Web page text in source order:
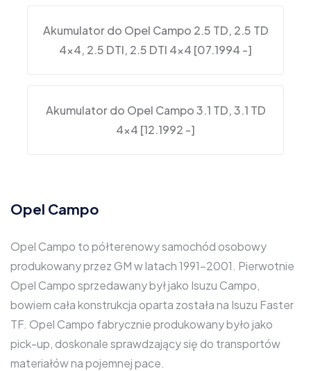
Akumulator do Opel Campo 2.5 TD, 2.5 TD
4×4, 2.5 DTI, 2.5 DTI 4×4 [07.1994 -]
Akumulator do Opel Campo 3.1 TD, 3.1 TD
4×4 [12.1992 -]
Opel Campo
Opel Campo to półterenowy samochód osobowy
produkowany przez GM w latach 1991-2001. Pierwotnie
Opel Campo sprzedawany był jako Isuzu Campo,
bowiem cała konstrukcja oparta została na Isuzu Faster
TF. Opel Campo fabrycznie produkowany było jako
pick-up, doskonale sprawdzający się do transportów
materiałów na pojemnej pace.